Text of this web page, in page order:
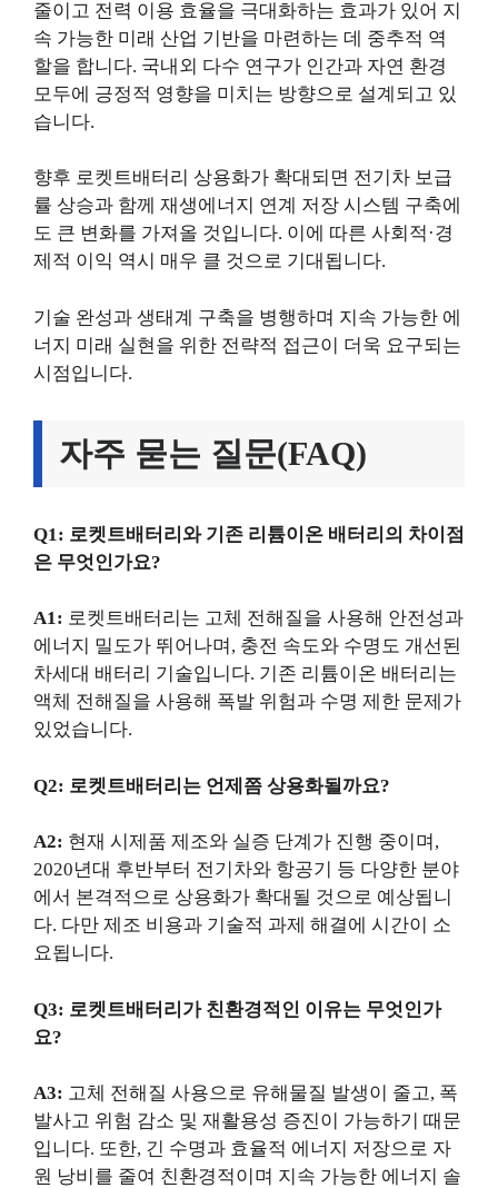
줄이고 전력 이용 효율을 극대화하는 효과가 있어 지
속 가능한 미래 산업 기반을 마련하는 데 중추적 역
할을 합니다. 국내외 다수 연구가 인간과 자연 환경
모두에 긍정적 영향을 미치는 방향으로 설계되고 있
습니다.
향후 로켓트배터리 상용화가 확대되면 전기차 보급
률 상승과 함께 재생에너지 연계 저장 시스템 구축에
도 큰 변화를 가져올 것입니다. 이에 따른 사회적·경
제적 이익 역시 매우 클 것으로 기대됩니다.
기술 완성과 생태계 구축을 병행하며 지속 가능한 에
너지 미래 실현을 위한 전략적 접근이 더욱 요구되는
시점입니다.
자주 묻는 질문(FAQ)
Q1: 로켓트배터리와 기존 리튬이온 배터리의 차이점
은 무엇인가요?
A1: 로켓트배터리는 고체 전해질을 사용해 안전성과
에너지 밀도가 뛰어나며, 충전 속도와 수명도 개선된
차세대 배터리 기술입니다. 기존 리튬이온 배터리는
액체 전해질을 사용해 폭발 위험과 수명 제한 문제가
있었습니다.
Q2: 로켓트배터리는 언제쯤 상용화될까요?
A2: 현재 시제품 제조와 실증 단계가 진행 중이며,
2020년대 후반부터 전기차와 항공기 등 다양한 분야
에서 본격적으로 상용화가 확대될 것으로 예상됩니
다. 다만 제조 비용과 기술적 과제 해결에 시간이 소
요됩니다.
Q3: 로켓트배터리가 친환경적인 이유는 무엇인가
요?
A3: 고체 전해질 사용으로 유해물질 발생이 줄고, 폭
발사고 위험 감소 및 재활용성 증진이 가능하기 때문
입니다. 또한, 긴 수명과 효율적 에너지 저장으로 자
원 낭비를 줄여 친환경적이며 지속 가능한 에너지 솔